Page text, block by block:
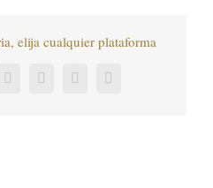
elija cualquier plataforma
Tumblr Pinterest